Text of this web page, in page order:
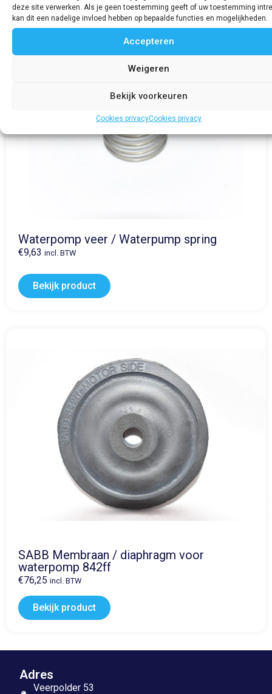
deze site verwerken. Als je geen toestemming geeft of uw toestemming
kan dit een nadelige invloed hebben op bepaalde functies en mogelijkheden.
Accepteren
Weigeren
Bekijk voorkeuren
Cookies privacyCookies privacy
Waterpomp veer / Waterpump spring
€9,63 incl. BTW
Bekijk product
SABB Membraan / diaphragm voor
waterpomp 842ff
€76,25 incl. BTW
Bekijk product
Adres
Veerpolder 53